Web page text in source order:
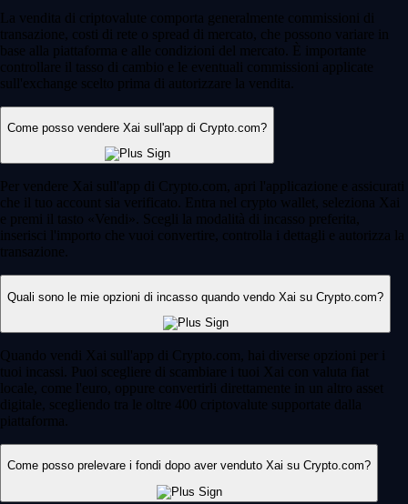
La vendita di criptovalute comporta generalmente commissioni di
transazione, costi di rete o spread di mercato, che possono variare in
base alla piattaforma e alle condizioni del mercato. È importante
controllare il tasso di cambio e le eventuali commissioni applicate
sull'exchange scelto prima di autorizzare la vendita.
Come posso vendere Xai sull'app di Crypto.com?
Per vendere Xai sull'app di Crypto.com, apri l'applicazione e assicurati
che il tuo account sia verificato. Entra nel crypto wallet, seleziona Xai
e premi il tasto «Vendi». Scegli la modalità di incasso preferita,
inserisci l'importo che vuoi convertire, controlla i dettagli e autorizza la
transazione.
Quali sono le mie opzioni di incasso quando vendo Xai su Crypto.com?
Quando vendi Xai sull'app di Crypto.com, hai diverse opzioni per i
tuoi incassi. Puoi scegliere di scambiare i tuoi Xai con valuta fiat
locale, come l'euro, oppure convertirli direttamente in un altro asset
digitale, scegliendo tra le oltre 400 criptovalute supportate dalla
piattaforma.
Come posso prelevare i fondi dopo aver venduto Xai su Crypto.com?